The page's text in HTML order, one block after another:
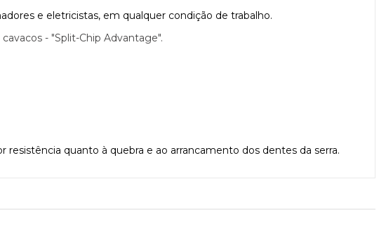
e eletricistas, em qualquer condição de trabalho.
- "Split-Chip Advantage".
quanto à quebra e ao arrancamento dos dentes da serra.